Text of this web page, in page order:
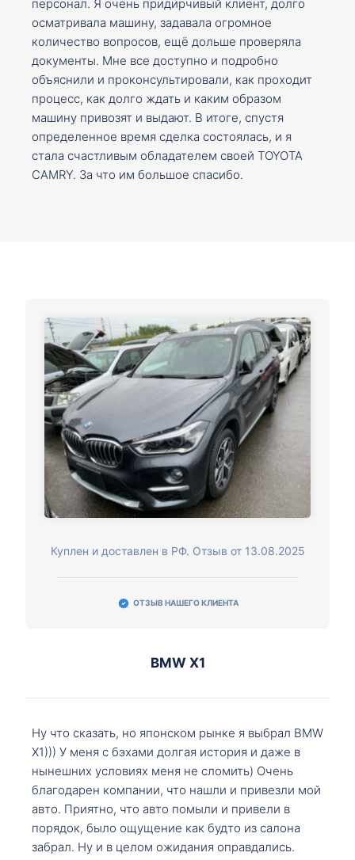
персонал. Я очень придирчивый клиент, долго
осматривала машину, задавала огромное
количество вопросов, ещё дольше проверяла
документы. Мне все доступно и подробно
объяснили и проконсультировали, как проходит
процесс, как долго ждать и каким образом
машину привозят и выдают. В итоге, спустя
определенное время сделка состоялась, и я
стала счастливым обладателем своей TOYOTA
CAMRY. За что им большое спасибо.
Куплен и доставлен в РФ. Отзыв от 13.08.2025
ОТЗЫВ НАШЕГО КЛИЕНТА
BMW X1
Ну что сказать, но японском рынке я выбрал BMW
X1))) У меня с бэхами долгая история и даже в
нынешних условиях меня не сломить) Очень
благодарен компании, что нашли и привезли мой
авто. Приятно, что авто помыли и привели в
порядок, было ощущение как будто из салона
забрал. Ну и в целом ожидания оправдались.